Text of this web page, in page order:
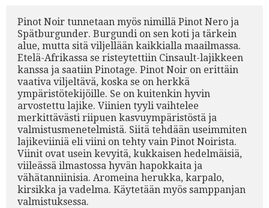
Pinot Noir tunnetaan myös nimillä Pinot Nero ja
Spätburgunder. Burgundi on sen koti ja tärkein
alue, mutta sitä viljellään kaikkialla maailmassa.
Etelä-Afrikassa se risteytettiin Cinsault-lajikkeen
kanssa ja saatiin Pinotage. Pinot Noir on erittäin
vaativa viljeltävä, koska se on herkkä
ympäristötekijöille. Se on kuitenkin hyvin
arvostettu lajike. Viinien tyyli vaihtelee
merkittävästi riipuen kasvuympäristöstä ja
valmistusmenetelmistä. Siitä tehdään useimmiten
lajikeviiniä eli viini on tehty vain Pinot Noirista.
Viinit ovat usein kevyitä, kukkaisen hedelmäisiä,
viileässä ilmastossa hyvän hapokkaita ja
vähätanniinisia. Aromeina herukka, karpalo,
kirsikka ja vadelma. Käytetään myös samppanjan
valmistuksessa.